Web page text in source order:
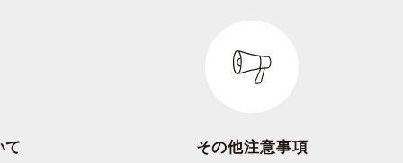
て その他注意事項